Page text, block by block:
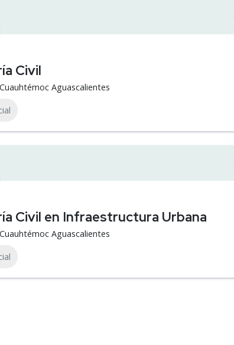
Civil
Aguascalientes
Civil en Infraestructura Urbana
Aguascalientes